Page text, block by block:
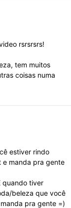
rsrsrsrs!
tem muitos
coisas numa
estiver rindo
e manda pra gente
quando tiver
beleza que você
pra gente =)